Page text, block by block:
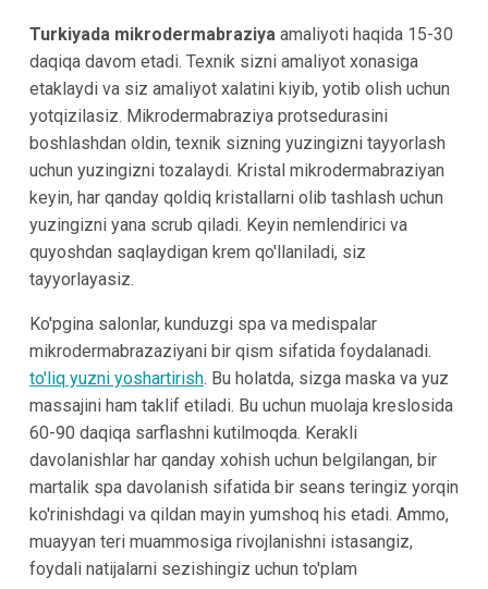
Turkiyada mikrodermabraziya amaliyoti haqida 15-30
daqiqa davom etadi. Texnik sizni amaliyot xonasiga
etaklaydi va siz amaliyot xalatini kiyib, yotib olish uchun
yotqizilasiz. Mikrodermabraziya protsedurasini
boshlashdan oldin, texnik sizning yuzingizni tayyorlash
uchun yuzingizni tozalaydi. Kristal mikrodermabraziyan
keyin, har qanday qoldiq kristallarni olib tashlash uchun
yuzingizni yana scrub qiladi. Keyin nemlendirici va
quyoshdan saqlaydigan krem ​​qo'llaniladi, siz
tayyorlayasiz.
Ko'pgina salonlar, kunduzgi spa va medispalar
mikrodermabrazaziyani bir qism sifatida foydalanadi.
to'liq yuzni yoshartirish. Bu holatda, sizga maska va yuz
massajini ham taklif etiladi. Bu uchun muolaja kreslosida
60-90 daqiqa sarflashni kutilmoqda. Kerakli
davolanishlar har qanday xohish uchun belgilangan, bir
martalik spa davolanish sifatida bir seans teringiz yorqin
ko'rinishdagi va qildan mayin yumshoq his etadi. Ammo,
muayyan teri muammosiga rivojlanishni istasangiz,
foydali natijalarni sezishingiz uchun to'plam